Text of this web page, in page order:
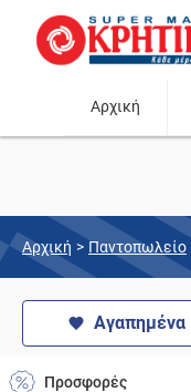
Αρχική
Αρχική > Παντοπωλείο
Αγαπημένα
Προσφορές